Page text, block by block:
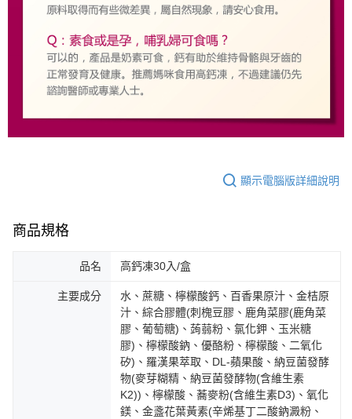
顯示電腦版詳細說明
商品規格
品名 高鈣凍30入/盒
主要成分
水、蔗糖、檸檬酸鈣、百香果原汁、金桔原
汁、綜合膠體(刺槐豆膠、鹿角菜膠(鹿角菜
膠、葡萄糖)、蒟蒻粉、氯化鉀、玉米糖
膠)、檸檬酸鈉、優酪粉、檸檬酸、二氧化
矽)、羅漢果萃取、DL-蘋果酸、納豆菌發酵
物(麥芽糊精、納豆菌發酵物(含維生素
K2))、檸檬酸、蕎麥粉(含維生素D3)、氧化
鎂、金盞花葉黃素(辛烯基丁二酸鈉澱粉、